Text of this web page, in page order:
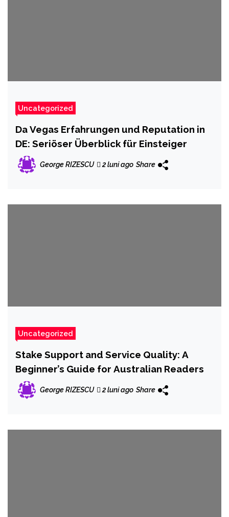
Uncategorized
Da Vegas Erfahrungen und Reputation in
DE: Seriöser Überblick für Einsteiger
George RIZESCU 2 luni ago Share
Uncategorized
Stake Support and Service Quality: A
Beginner’s Guide for Australian Readers
George RIZESCU 2 luni ago Share